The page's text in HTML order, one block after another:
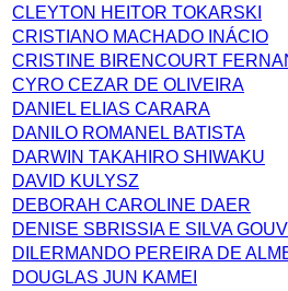
CLEYTON HEITOR TOKARSKI
CRISTIANO MACHADO INÁCIO
CRISTINE BIRENCOURT
CYRO CEZAR DE OLIVEIRA
DANIEL ELIAS CARARA
DANILO ROMANEL BATISTA
DARWIN TAKAHIRO SHIWAKU
DAVID KULYSZ
DEBORAH CAROLINE DAER
DENISE SBRISSIA E SILVA
DILERMANDO PEREIRA DE
DOUGLAS JUN KAMEI